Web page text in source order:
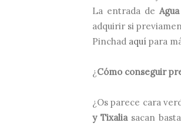
La entrada de
adquirir si
Pinchad aquí para
¿Cómo conseguir
¿Os parece cara
y Tixaliasacan